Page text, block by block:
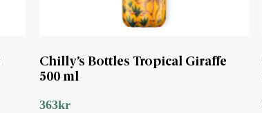
Chilly’s Bottles Tropical Giraffe
500 ml
363kr